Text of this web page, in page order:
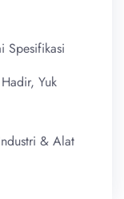
Spesifikasi
Yuk
& Alat